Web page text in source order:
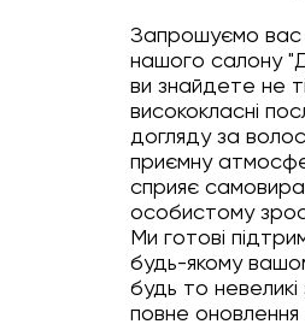
Запрошуємо
нашого салону
ви знайдете не
висококласні
догляду за
приємну
сприяє
особистому
Ми готові
будь-якому
будь то невеликі
повне оновлення